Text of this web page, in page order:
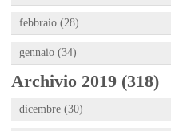
febbraio (28)
gennaio (34)
Archivio 2019 (318)
dicembre (30)